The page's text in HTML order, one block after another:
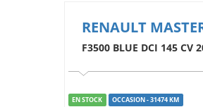
RENAULT
F3500 BLUE DCI 145 CV
EN STOCK OCCASION - 31474 KM